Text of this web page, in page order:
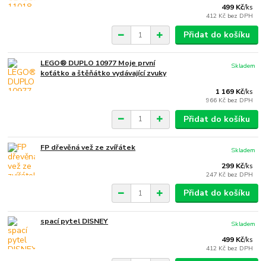
499 Kč/ks
412 Kč bez DPH
Přidat do košíku
LEGO® DUPLO 10977 Moje první
koťátko a štěňátko vydávající zvuky
1 169 Kč/ks
966 Kč bez DPH
Skladem
Přidat do košíku
FP dřevěná vež ze zvířátek
299 Kč/ks
247 Kč bez DPH
Skladem
Přidat do košíku
spací pytel DISNEY
499 Kč/ks
412 Kč bez DPH
Skladem